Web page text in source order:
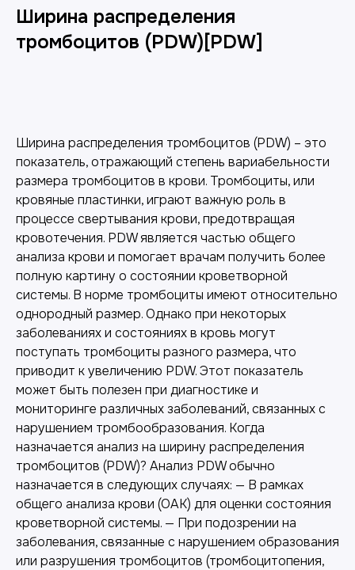
Ширина распределения
тромбоцитов (PDW)[PDW]
Ширина распределения тромбоцитов (PDW) – это
показатель, отражающий степень вариабельности
размера тромбоцитов в крови. Тромбоциты, или
кровяные пластинки, играют важную роль в
процессе свертывания крови, предотвращая
кровотечения. PDW является частью общего
анализа крови и помогает врачам получить более
полную картину о состоянии кроветворной
системы. В норме тромбоциты имеют относительно
однородный размер. Однако при некоторых
заболеваниях и состояниях в кровь могут
поступать тромбоциты разного размера, что
приводит к увеличению PDW. Этот показатель
может быть полезен при диагностике и
мониторинге различных заболеваний, связанных с
нарушением тромбообразования. Когда
назначается анализ на ширину распределения
тромбоцитов (PDW)? Анализ PDW обычно
назначается в следующих случаях: — В рамках
общего анализа крови (ОАК) для оценки состояния
кроветворной системы. — При подозрении на
заболевания, связанные с нарушением образования
или разрушения тромбоцитов (тромбоцитопения,